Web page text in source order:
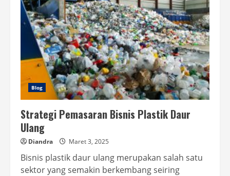
Blog
Strategi Pemasaran Bisnis Plastik Daur
Ulang
Diandra Maret 3, 2025
Bisnis plastik daur ulang merupakan salah satu
sektor yang semakin berkembang seiring